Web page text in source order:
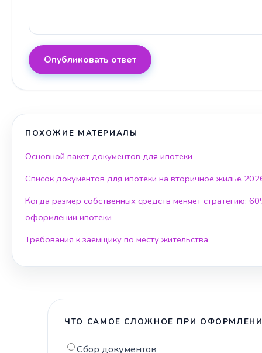
Опубликовать ответ
ПОХОЖИЕ МАТЕРИАЛЫ
Основной пакет документов для ипотеки
Список документов для ипотеки на вторичное жильё
Когда размер собственных средств меняет стратегию:
оформлении ипотеки
Требования к заёмщику по месту жительства
ЧТО САМОЕ СЛОЖНОЕ ПРИ
Сбор документов